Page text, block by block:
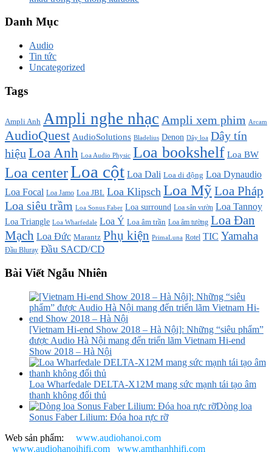
Danh Mục
Audio
Tin tức
Uncategorized
Tags
Ampli Anh Ampli nghe nhạc Ampli xem phim Arcam
AudioQuest AudioSolutions Bladelius Denon Dây loa Dây tín
hiệu Loa Anh Loa Audio Physic Loa bookshelf Loa BW
Loa centerLoa cột Loa Dali Loa di động Loa Dynaudio
Loa Focal Loa Jamo Loa JBL Loa Klipsch Loa MỹLoa Pháp
Loa siêu trầm Loa Sonus Faber Loa surround Loa sân vườn Loa Tannoy
Loa Triangle Loa Wharfedale Loa Ý Loa âm trần Loa âm tường Loa Đan
Mạch Loa Đức Marantz Phụ kiện PrimaLuna Rotel TIC Yamaha
Đầu Bluray Đầu SACD/CD
Bài Viết Ngẫu Nhiên
[Vietnam Hi-end Show 2018 – Hà Nội]: Những “siêu phẩm”
được Audio Hà Nội mang đến triển lãm Vietnam Hi-end
Show 2018 – Hà Nội
Loa Wharfedale DELTA-X12M mang sức mạnh tái tạo âm
thanh không đối thủ
Dòng loa
Sonus Faber Lilium: Đóa hoa rực rỡ
Web sản phẩm: www.audiohanoi.com
www.audiohanoihifi.com
www.amthanhhifi.com